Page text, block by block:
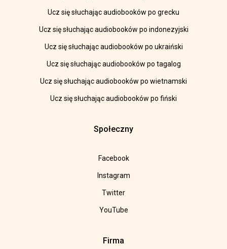
Ucz się słuchając audiobooków po grecku
Ucz się słuchając audiobooków po indonezyjski
Ucz się słuchając audiobooków po ukraiński
Ucz się słuchając audiobooków po tagalog
Ucz się słuchając audiobooków po wietnamski
Ucz się słuchając audiobooków po fiński
Społeczny
Facebook
Instagram
Twitter
YouTube
Firma